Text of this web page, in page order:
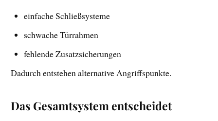
einfache Schließsysteme
schwache Türrahmen
fehlende Zusatzsicherungen
Dadurch entstehen alternative Angriffspunkte.
Das Gesamtsystem entscheidet